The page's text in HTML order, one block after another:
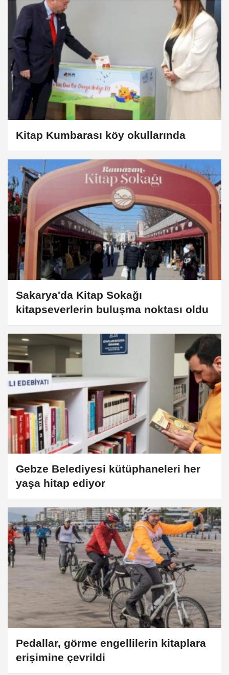
Kitap Kumbarası köy okullarında
Sakarya'da Kitap Sokağı
kitapseverlerin buluşma noktası oldu
Gebze Belediyesi kütüphaneleri her
yaşa hitap ediyor
Pedallar, görme engellilerin kitaplara
erişimine çevrildi